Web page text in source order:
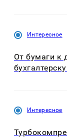
Интересное
От бумаги к
Интересное